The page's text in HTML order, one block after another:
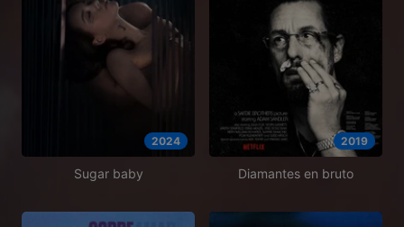
2024
Sugar baby
2019
Diamantes en bruto